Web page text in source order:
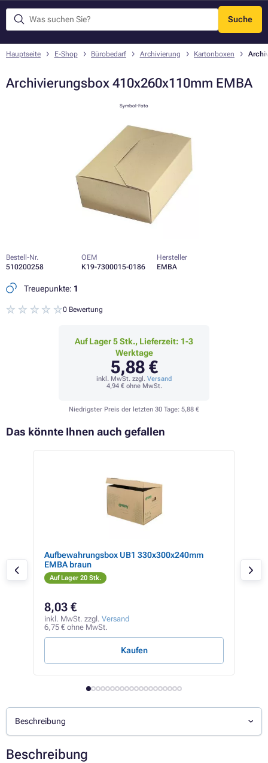
Suche
Menü
Hauptseite E-Shop Bürobedarf Archivierung Kartonboxen
Archivierungsbox 410x260x110mm EMBA
Symbol-Foto
Bestell-Nr.
510200258
OEM
K19-7300015-0186
Hersteller
EMBA
Treuepunkte: 1
0 Bewertung
Auf Lager 5 Stk., Lieferzeit: 1-3
Werktage
5,88 €
inkl. MwSt. zzgl. Versand
4,94 €ohne MwSt.
Niedrigster Preis der letzten 30 Tage: 5,88 €
Das könnte Ihnen auch gefallen
Aufbewahrungsbox UB1 330x300x240mm
EMBA braun
Auf Lager 20 Stk.
8,03 €
inkl. MwSt. zzgl. Versand
6,75 € ohne MwSt.
Kaufen
Beschreibung
Beschreibung